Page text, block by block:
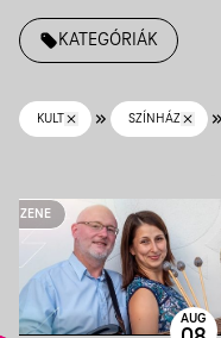
KATEGÓRIÁK
KULT SZÍNHÁZ
ZENE
AUG